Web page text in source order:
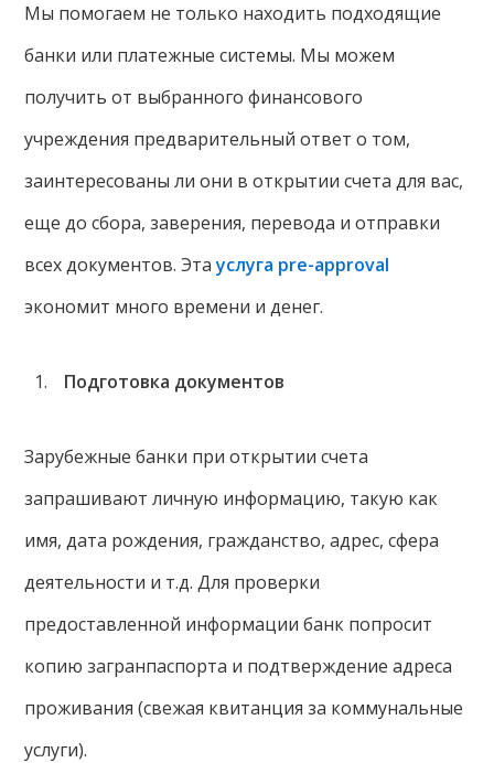
Мы помогаем не только находить подходящие
банки или платежные системы. Мы можем
получить от выбранного финансового
учреждения предварительный ответ о том,
заинтересованы ли они в открытии счета для вас,
еще до сбора, заверения, перевода и отправки
всех документов. Этауслуга pre-approval
экономит много времени и денег.
Подготовка документов
Зарубежные банки при открытии счета
запрашивают личную информацию, такую как
имя, дата рождения, гражданство, адрес, сфера
деятельности и т.д. Для проверки
предоставленной информации банк попросит
копию загранпаспорта и подтверждение адреса
проживания (свежая квитанция за коммунальные
услуги).